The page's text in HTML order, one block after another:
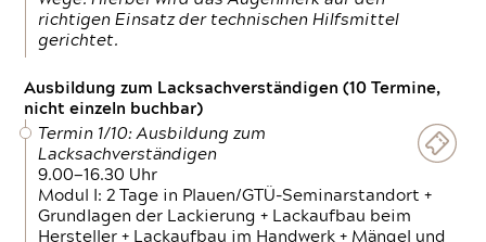
richtigen Einsatz der technischen Hilfsmittel
gerichtet.
Ausbildung zum Lacksachverständigen (10 Termine,
nicht einzeln buchbar)
Termin 1/10: Ausbildung zum
Lacksachverständigen
9.00—16.30 Uhr
Modul I: 2 Tage in Plauen/GTÜ-Seminarstandort +
Grundlagen der Lackierung + Lackaufbau beim
Hersteller + Lackaufbau im Handwerk + Mängel und